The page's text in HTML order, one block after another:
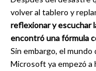
volver al tablero y
reflexionar y escuchar
encontró una fórmula
Sin embargo, el
Microsoft ya empezó a